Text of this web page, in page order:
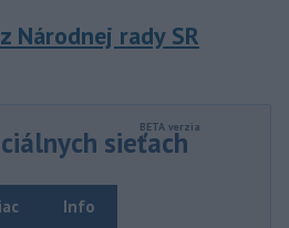
Národnej rady SR
sieťach
Info